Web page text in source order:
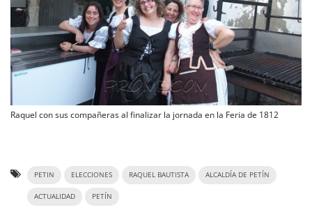
Raquel con sus compañeras al finalizar la jornada en la Feria de 1812
PETIN ELECCIONES RAQUEL BAUTISTA ALCALDÍA DE PETÍN
ACTUALIDAD PETÍN